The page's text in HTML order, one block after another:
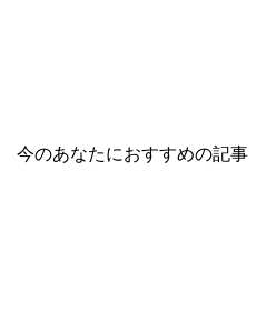
今のあなたにおすすめの記事